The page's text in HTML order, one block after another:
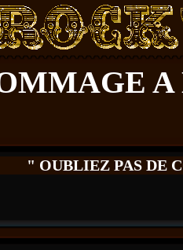
" OUBLIEZ PAS DE